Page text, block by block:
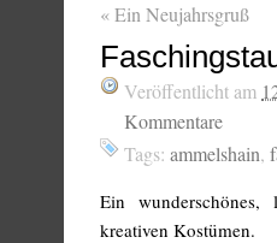
«Ein Neujahrsgruß
Veröffentlicht am
Kommentare
Tags: ammelshain,
Ein wunderschönes,
kreativen Kostümen.